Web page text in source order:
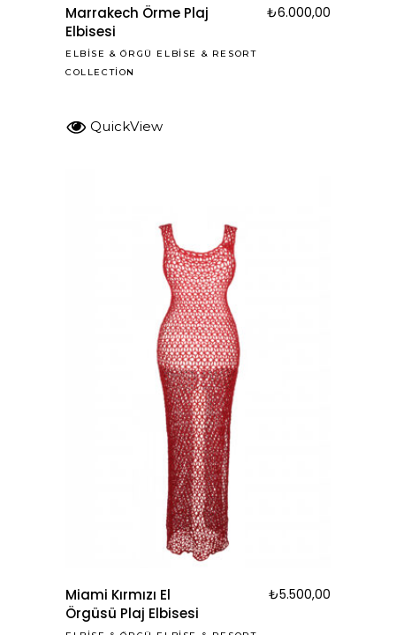
Marrakech Örme Plaj
Elbisesi
₺6.000,00
ELBISE &ÖRGÜ ELBISE & RESORT
COLLECTION
QuickView
Miami Kırmızı El
Örgüsü Plaj Elbisesi
₺5.500,00